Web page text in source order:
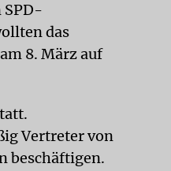
SPD-
das
8. März auf
Vertreter von
beschäftigen.